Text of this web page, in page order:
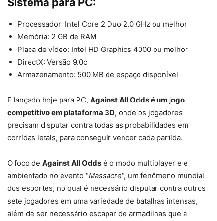
Sistema para PC:
Processador: Intel Core 2 Duo 2.0 GHz ou melhor
Memória: 2 GB de RAM
Placa de vídeo: Intel HD Graphics 4000 ou melhor
DirectX: Versão 9.0c
Armazenamento: 500 MB de espaço disponível
E lançado hoje para PC, Against All Odds é um jogo
competitivo em plataforma 3D, onde os jogadores
precisam disputar contra todas as probabilidades em
corridas letais, para conseguir vencer cada partida.
O foco de Against All Odds é o modo multiplayer e é
ambientado no evento “Massacre“, um fenômeno mundial
dos esportes, no qual é necessário disputar contra outros
sete jogadores em uma variedade de batalhas intensas,
além de ser necessário escapar de armadilhas que a